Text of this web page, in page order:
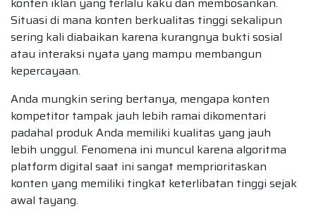
Situasi di mana konten berkualitas tinggi sekalipun
sering kali diabaikan karena kurangnya bukti sosial
atau interaksi nyata yang mampu membangun
kepercayaan.
Anda mungkin sering bertanya, mengapa konten
kompetitor tampak jauh lebih ramai dikomentari
padahal produk Anda memiliki kualitas yang jauh
lebih unggul. Fenomena ini muncul karena algoritma
platform digital saat ini sangat memprioritaskan
konten yang memiliki tingkat keterlibatan tinggi sejak
awal tayang.